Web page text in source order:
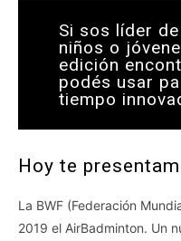
Si sos líder
niños o
edición
podés usar
tiempo
Hoy te
La BWF (Federación
2019 el AirBadminton. Un